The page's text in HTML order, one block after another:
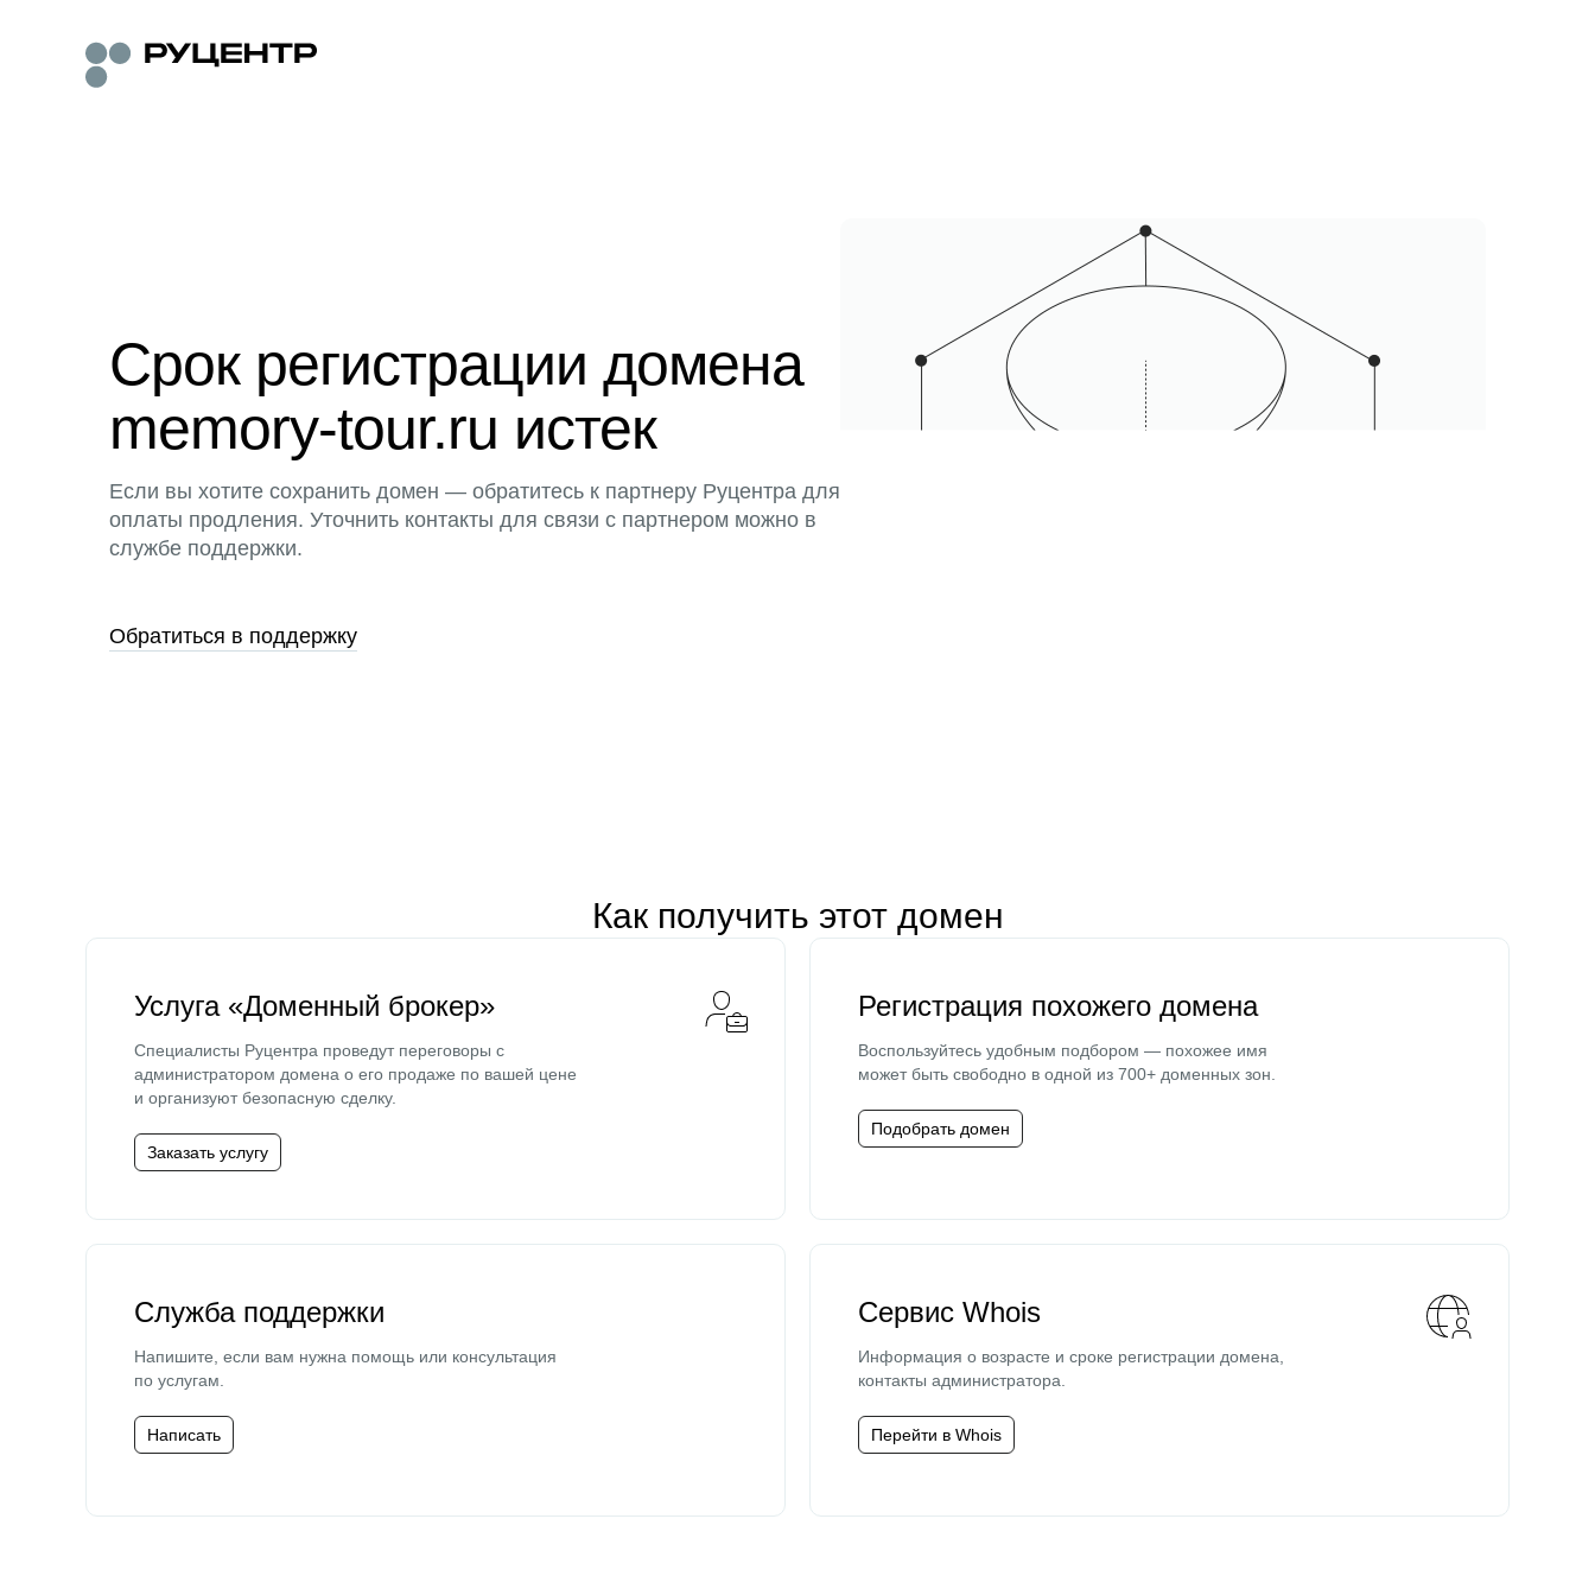
Срок регистрации домена
memory-tour.ru истек
Если вы хотите сохранить домен — обратитесь к партнеру Руцентра для
оплаты продления. Уточнить контакты для связи с партнером можно в
службе поддержки.
Обратиться в поддержку
Как получить этот домен
Услуга «Доменный брокер»
Специалисты Руцентра проведут переговоры с
администратором домена о его продаже по вашей цене
и организуют безопасную сделку.
Заказать услугу
Регистрация похожего домена
Воспользуйтесь удобным подбором — похожее имя
может быть свободно в одной из 700+ доменных зон.
Подобрать домен
Служба поддержки
Напишите, если вам нужна помощь или консультация
по услугам.
Написать
Сервис Whois
Информация о возрасте и сроке регистрации домена,
контакты администратора.
Перейти в Whois